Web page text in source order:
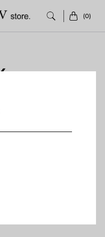
(0)
РАССЫЛКУ